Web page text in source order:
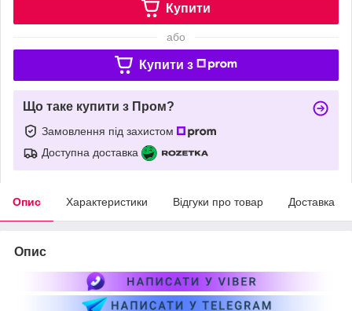
Купити
або
Купити з
Що таке купити з Пром?
Замовлення під захистом
Доступна доставка
Опис Характеристики Відгуки про товар Доставка
Опис